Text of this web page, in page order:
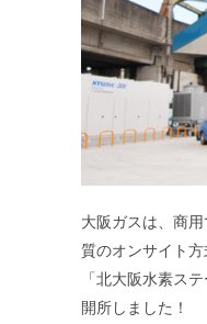
大阪ガスは、商
質のオンサイト
「北大阪水素ス
開所しました！